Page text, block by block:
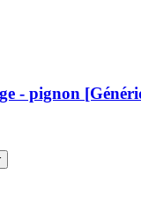
- pignon